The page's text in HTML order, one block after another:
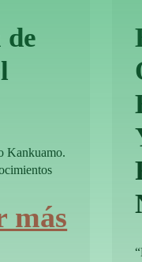
Kankuamo.
más